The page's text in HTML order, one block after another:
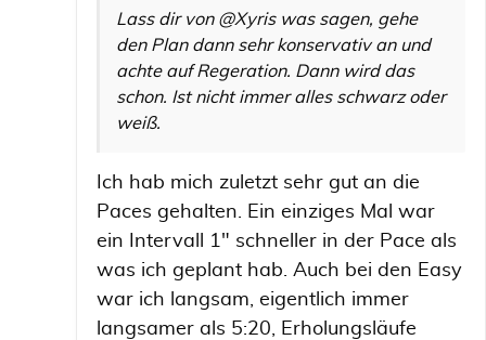
Lass dir von @Xyris was sagen, gehe
den Plan dann sehr konservativ an und
achte auf Regeration. Dann wird das
schon. Ist nicht immer alles schwarz oder
weiß.
Ich hab mich zuletzt sehr gut an die
Paces gehalten. Ein einziges Mal war
ein Intervall 1" schneller in der Pace als
was ich geplant hab. Auch bei den Easy
war ich langsam, eigentlich immer
langsamer als 5:20, Erholungsläufe